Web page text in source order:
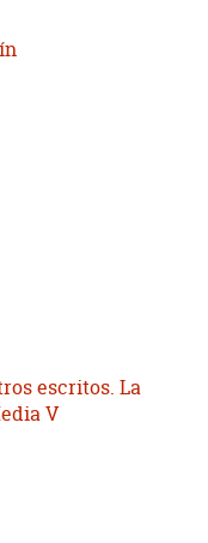
escritos. La
V